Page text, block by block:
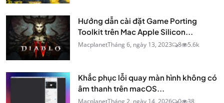
Hướng dẫn cài đặt Game Porting
Toolkit trên Mac Apple Silicon...
MacplanetTháng 6, ngày 13, 2023 8 5.6k
Khắc phục lỗi quay màn hình không có
âm thanh trên macOS...
MacplanetTháng 2, ngày 14, 2026 0 38